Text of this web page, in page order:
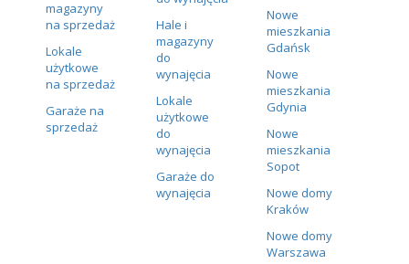
magazyny
na sprzedaż
Lokale
użytkowe
na sprzedaż
Garaże na
sprzedaż
Hale i
magazyny
do
wynajęcia
Lokale
użytkowe
do
wynajęcia
Garaże do
wynajęcia
Nowe
mieszkania
Gdańsk
Nowe
mieszkania
Gdynia
Nowe
mieszkania
Sopot
Nowe domy
Kraków
Nowe domy
Warszawa